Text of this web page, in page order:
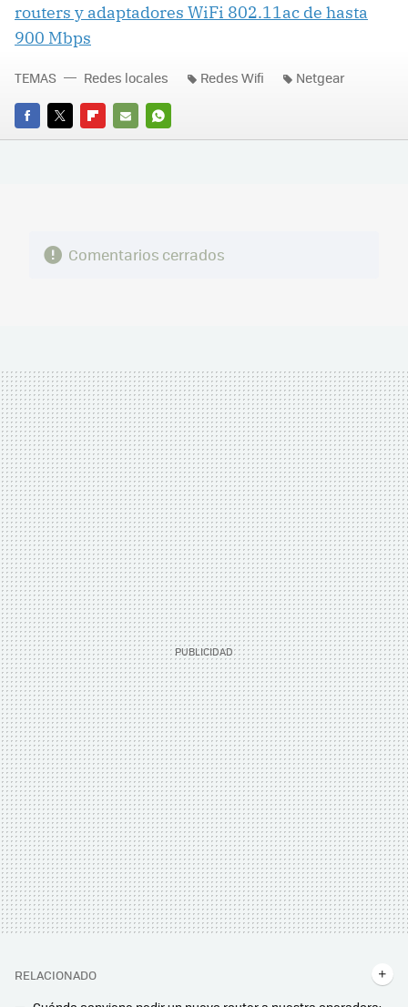
routers y adaptadores WiFi 802.11ac de hasta
900 Mbps
FACEBOOK
TWITTERFLIPBOARD
E-
WHATSAPP
TEMAS Redes locales Redes Wifi Netgear
Comentarios cerrados
RELACIONADO